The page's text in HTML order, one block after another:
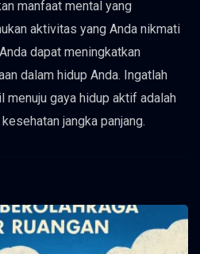
manfaat mental yang
aktivitas yang Anda nikmati
dapat meningkatkan
dalam hidup Anda. Ingatlah
menuju gaya hidup aktif adalah
jangka panjang.